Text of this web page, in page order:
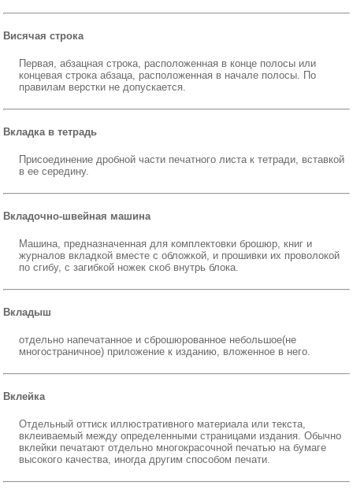
Висячая строка
Первая, абзацная строка, расположенная в конце полосы или
концевая строка абзаца, расположенная в начале полосы. По
правилам верстки не допускается.
Вкладка в тетрадь
Присоединение дробной части печатного листа к тетради, вставкой
в ее середину.
Вкладочно-швейная машина
Машина, предназначенная для комплектовки брошюр, книг и
журналов вкладкой вместе с обложкой, и прошивки их проволокой
по сгибу, с загибкой ножек скоб внутрь блока.
Вкладыш
отдельно напечатанное и сброшюрованное небольшое(не
многостраничное) приложение к изданию, вложенное в него.
Вклейка
Отдельный оттиск иллюстративного материала или текста,
вклеиваемый между определенными страницами издания. Обычно
вклейки печатают отдельно многокрасочной печатью на бумаге
высокого качества, иногда другим способом печати.